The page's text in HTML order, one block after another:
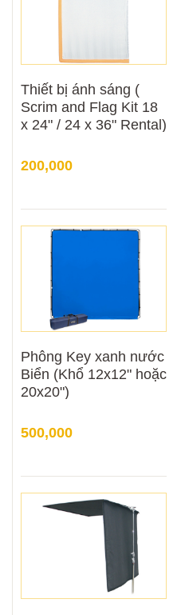
Thiết bị ánh sáng (
Scrim and Flag Kit 18
x 24" / 24 x 36" Rental)
200,000
Phông Key xanh nước
Biển (Khổ 12x12" hoặc
20x20")
500,000